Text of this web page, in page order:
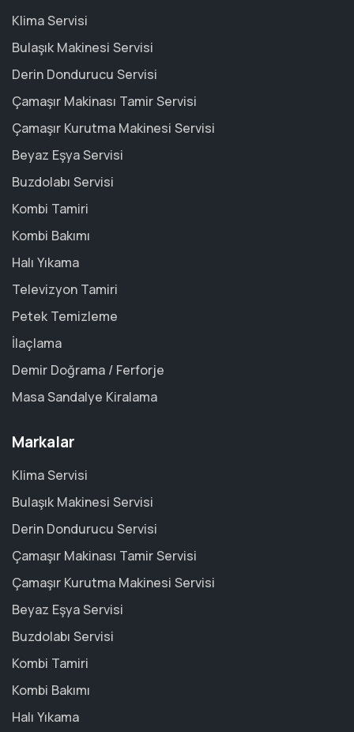
Klima Servisi
Bulaşık Makinesi Servisi
Derin Dondurucu Servisi
Çamaşır Makinası Tamir Servisi
Çamaşır Kurutma Makinesi Servisi
Beyaz Eşya Servisi
Buzdolabı Servisi
Kombi Tamiri
Kombi Bakımı
Halı Yıkama
Televizyon Tamiri
Petek Temizleme
İlaçlama
Demir Doğrama / Ferforje
Masa Sandalye Kiralama
Markalar
Klima Servisi
Bulaşık Makinesi Servisi
Derin Dondurucu Servisi
Çamaşır Makinası Tamir Servisi
Çamaşır Kurutma Makinesi Servisi
Beyaz Eşya Servisi
Buzdolabı Servisi
Kombi Tamiri
Kombi Bakımı
Halı Yıkama